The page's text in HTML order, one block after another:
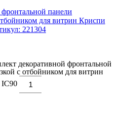
панели
для витрин Криспи
221304
декоративной фронтальной
с отбойником для витрин
IC90